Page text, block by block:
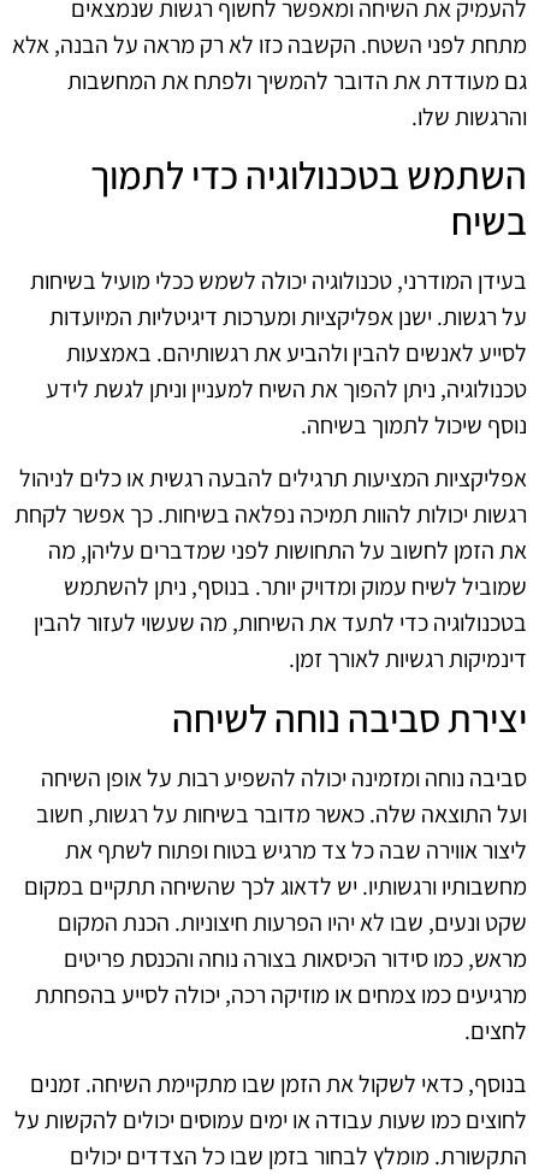
להעמיק את השיחה ומאפשר לחשוף רגשות שנמצאים
מתחת לפני השטח. הקשבה כזו לא רק מראה על הבנה, אלא
גם מעודדת את הדובר להמשיך ולפתח את המחשבות
והרגשות שלו.
השתמש בטכנולוגיה כדי לתמוך
בשיח
בעידן המודרני, טכנולוגיה יכולה לשמש ככלי מועיל בשיחות
על רגשות. ישנן אפליקציות ומערכות דיגיטליות המיועדות
לסייע לאנשים להבין ולהביע את רגשותיהם. באמצעות
טכנולוגיה, ניתן להפוך את השיח למעניין וניתן לגשת לידע
נוסף שיכול לתמוך בשיחה.
אפליקציות המציעות תרגילים להבעה רגשית או כלים לניהול
רגשות יכולות להוות תמיכה נפלאה בשיחות. כך אפשר לקחת
את הזמן לחשוב על התחושות לפני שמדברים עליהן, מה
שמוביל לשיח עמוק ומדויק יותר. בנוסף, ניתן להשתמש
בטכנולוגיה כדי לתעד את השיחות, מה שעשוי לעזור להבין
דינמיקות רגשיות לאורך זמן.
יצירת סביבה נוחה לשיחה
סביבה נוחה ומזמינה יכולה להשפיע רבות על אופן השיחה
ועל התוצאה שלה. כאשר מדובר בשיחות על רגשות, חשוב
ליצור אווירה שבה כל צד מרגיש בטוח ופתוח לשתף את
מחשבותיו ורגשותיו. יש לדאוג לכך שהשיחה תתקיים במקום
שקט ונעים, שבו לא יהיו הפרעות חיצוניות. הכנת המקום
מראש, כמו סידור הכיסאות בצורה נוחה והכנסת פריטים
מרגיעים כמו צמחים או מוזיקה רכה, יכולה לסייע בהפחתת
לחצים.
בנוסף, כדאי לשקול את הזמן שבו מתקיימת השיחה. זמנים
לחוצים כמו שעות עבודה או ימים עמוסים יכולים להקשות על
התקשורת. מומלץ לבחור בזמן שבו כל הצדדים יכולים